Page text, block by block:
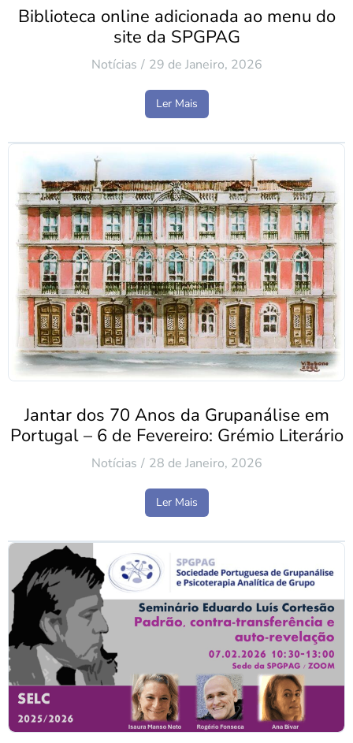
Biblioteca online adicionada ao menu do
site da SPGPAG
Notícias 29 de Janeiro, 2026
Ler Mais
Jantar dos 70 Anos da Grupanálise em
Portugal – 6 de Fevereiro: Grémio Literário
Notícias 28 de Janeiro, 2026
Ler Mais